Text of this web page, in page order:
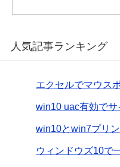
人気記事ランキング
エクセルでマウス
win10 uac有効で
win10とwin7プリ
ウィンドウズ10で